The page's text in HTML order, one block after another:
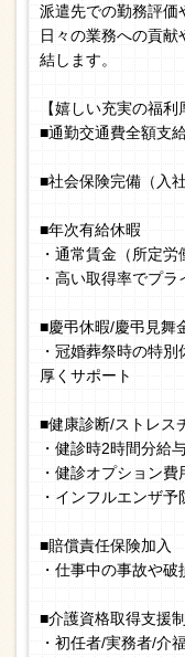
派遣先での勤務評価
日々の業務への貢
結します。
【嬉しい充実の福利
■通勤交通費全額支
■社会保険完備（入
■年次有給休暇
・通常賃金（所定
・高い取得率でプ
■慶弔休暇/慶弔見舞
・冠婚葬祭時の特
厚くサポート
■健康診断/ストレス
・健診時2時間分給
・健診オプション
・インフルエンザ
■賠償責任保険加入
・仕事中の事故や
■介護資格取得支援
・初任者/実務者/介